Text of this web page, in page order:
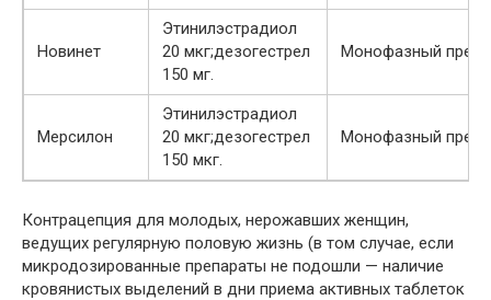
Новинет
Этинилэстрадиол
20 мкг;дезогестрел
150 мг.
Монофазный
Мерсилон
Этинилэстрадиол
20 мкг;дезогестрел
150 мкг.
Монофазный
Контрацепция для молодых, нерожавших женщин,
ведущих регулярную половую жизнь (в том случае, если
микродозированные препараты не подошли — наличие
кровянистых выделений в дни приема активных таблеток